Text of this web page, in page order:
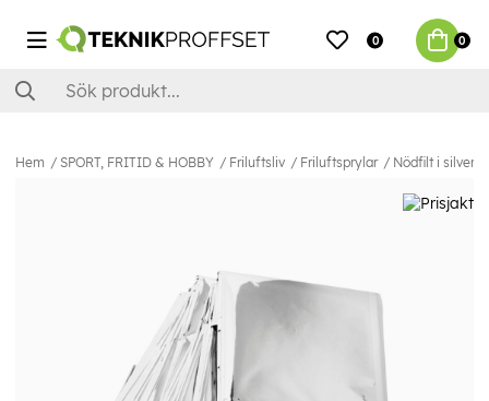
0 0
Hem SPORT, FRITID & HOBBY Friluftsliv Friluftsprylar Nödfilt i